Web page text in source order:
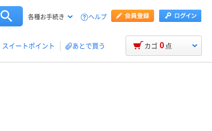
各種お手続き ヘルプ
スイートポイント あとで買う カゴ 0 点